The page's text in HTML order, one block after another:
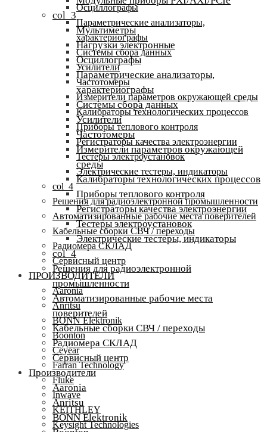
Осциллографы
Параметрические анализаторы,
характериографы
Системы сбора данных
Усилители
Частотомеры
Измерители параметров окружающей среды
Калибраторы технологических процессов
Приборы теплового контроля
Регистраторы качества электроэнергии
Тестеры электроустановок
Электрические тестеры, индикаторы
col_4
Решения для радиоэлектронной промышленности
Автоматизированные рабочие места поверителей
Кабельные сборки СВЧ / переходы
Радиомера СКЛАД
Сервисный центр
ПРОИЗВОДИТЕЛИ
Aaronia
Anritsu
BONN Elektronik
Boonton
Ceyear
Farran Technology
Fluke
Inwave
KEITHLEY
Keysight Technologies
col_3
Мультиметры
Нагрузки электронные
Осциллографы
Параметрические анализаторы,
характериографы
Системы сбора данных
Усилители
Частотомеры
Измерители параметров окружающей
среды
Калибраторы технологических процессов
Приборы теплового контроля
Регистраторы качества электроэнергии
Тестеры электроустановок
Электрические тестеры, индикаторы
col_4
Решения для радиоэлектронной
промышленности
Автоматизированные рабочие места
поверителей
Кабельные сборки СВЧ / переходы
Радиомера СКЛАД
Сервисный центр
Производители
Aaronia
Anritsu
BONN Elektronik